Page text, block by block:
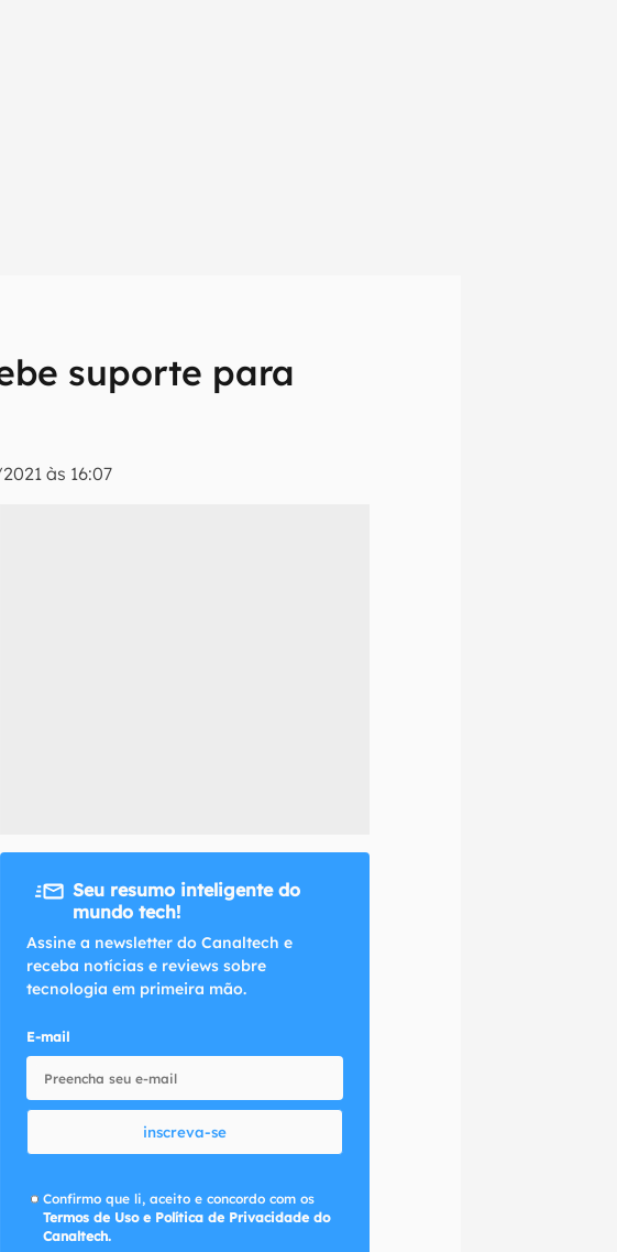
suporte para
às 16:07
tecnologia em primeira
do Canaltech.
Seu resumo inteligente do
mundo tech!
Assine a newsletter do Canaltech e
receba notícias e reviews sobre
tecnologia em primeira mão.
E-mail
inscreva-se
Confirmo que li, aceito e concordo com os
Termos de Uso e Política de Privacidade do
Canaltech.